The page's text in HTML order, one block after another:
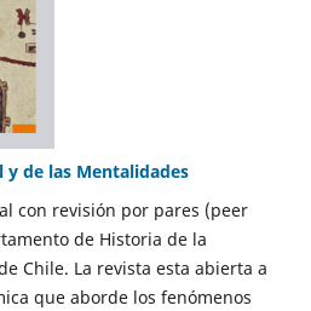
y de las Mentalidades
con revisión por pares (peer
de Historia de la
Chile. La revista esta abierta a
que aborde los fenómenos